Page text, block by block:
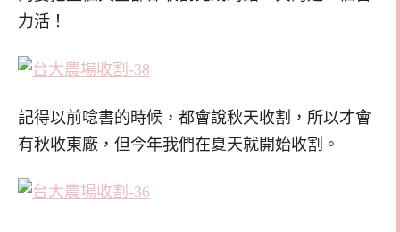
力活！
記得以前唸書的時候，都會說秋天收割，所以才會
有秋收東廠，但今年我們在夏天就開始收割。